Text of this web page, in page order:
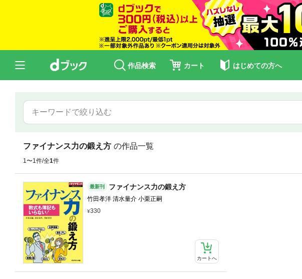
作品検索 カート はじめての方へ
ファイナンス力の鍛え方 の作品一覧
1〜1件/全1件
最新刊 ファイナンス力の鍛え方
竹田孝洋 清水量介 小栗正嗣
330
カートへ